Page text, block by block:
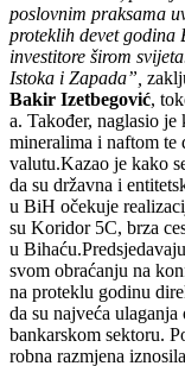
poslovnim praksama
proteklih devet godina
investitore širom
Istoka i Zapada”,
Bakir Izetbegović,
a. Također, naglasio
mineralima i naftom te
valutu.Kazao je kako
da su državna i
u BiH očekuje
su Koridor 5C, brza
u
svom obraćanju na
na proteklu godinu
da su najveća
bankarskom sektoru.
robna razmjena